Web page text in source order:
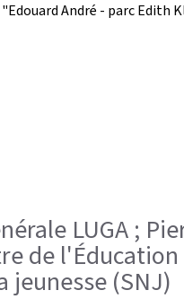
André - parc
LUGA ;
de
jeunesse (SNJ)